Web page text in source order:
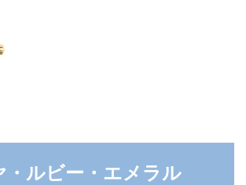
・ルビー・エメラル